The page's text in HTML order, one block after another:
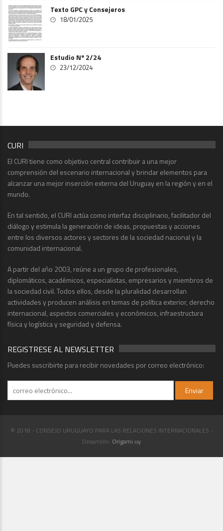
Texto GPC y Consejeros
18/01/2025
Estudio Nº 2/24
23/12/2024
CURI
El CURI tiene como objetivo central contribuir a una mejor
comprensión del escenario internacional y brindar elementos para
alcanzar una mejor inserción externa del Uruguay en la región y en el
mundo.
En tal sentido, el CURI actúa como interfaz disciplinario, facilitador del
diálogo y estimula la generación de ideas, propuestas y acciones
entre los diversos actores y sectores de la sociedad nacional y la
comunidad internacional.
A partir del año 2003, reúne a un grupo de profesionales,
diplomáticos, académicos, especialistas, empresarios y miembros de
la sociedad civil. Todos ellos, desde la pluralidad desarrollan
actividades y producen análisis en temas de política exterior, derecho
internacional, aspectos comerciales y económicos, infraestructura
física y logística y seguridad y defensa.
REGISTRESE AL NEWSLETTER
Puedes suscribirte para recibir novedades por correo electrónico:
© 2018 - CONSEJO URUGUAYO PARA LAS RELACIONES INTERNACIONALES -
Desarrollo: Origami.uy